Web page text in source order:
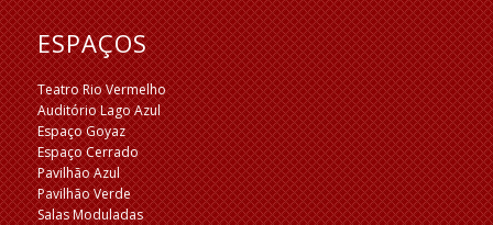
ESPAÇOS
Teatro Rio Vermelho
Auditório Lago Azul
Espaço Goyaz
Espaço Cerrado
Pavilhão Azul
Pavilhão Verde
Salas Moduladas